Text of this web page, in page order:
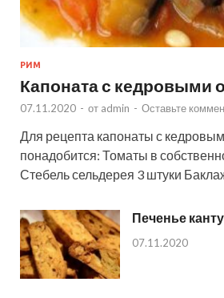
РИМ
Капоната с кедровыми
07.11.2020 - от admin - Оставьте
Для рецепта капонаты с
понадобится: Томаты в
Стебель сельдерея 3 штуки
Печенье
07.11.2020